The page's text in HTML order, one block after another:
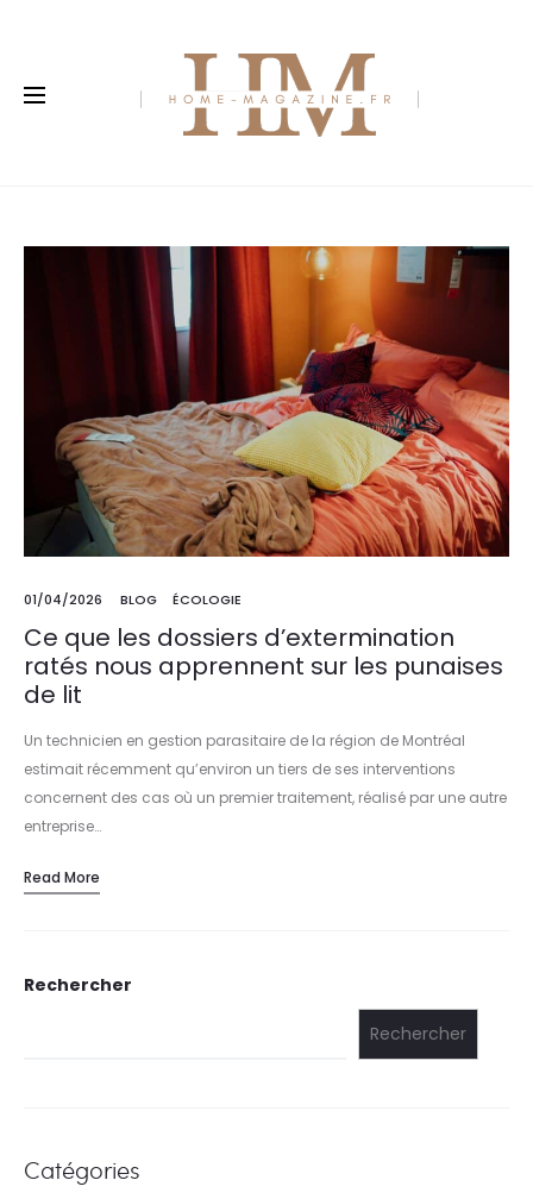
01/04/2026 BLOG ÉCOLOGIE
Ce que les dossiers d’extermination
ratés nous apprennent sur les punaises
de lit
Un technicien en gestion parasitaire de la région de Montréal
estimait récemment qu’environ un tiers de ses interventions
concernent des cas où un premier traitement, réalisé par une autre
entreprise…
Read More
Rechercher
Rechercher
Catégories